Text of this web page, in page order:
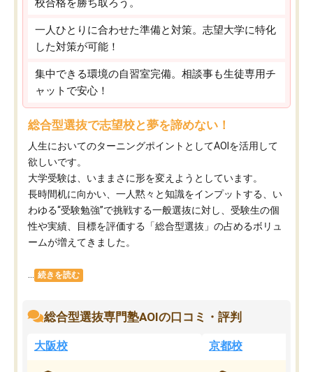
校合格を勝ち取ろう。
一人ひとりに合わせた準備と対策。志望大学に特化
した対策が可能！
集中できる環境の自習室完備。相談事も生徒専用チ
ャットで安心！
総合型選抜で志望校と夢を諦めない！
人生においてのターニングポイントとしてAOIを活用して
欲しいです。
大学受験は、いままさに形を変えようとしています。
長時間机に向かい、一人黙々と知識をインプットする、い
わゆる“受験勉強”で挑戦する一般選抜に対し、受験生の個
性や実績、目標を評価する「総合型選抜」の占めるボリュ
ームが増えてきました。
続きを読む
総合型選抜専門塾AOIの口コミ・評判
大阪校 京都校